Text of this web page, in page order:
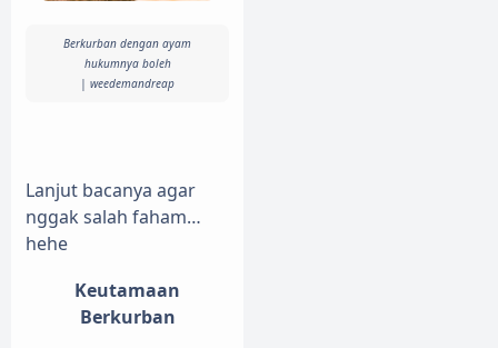
Berkurban dengan ayam
hukumnya boleh
| weedemandreap
Lanjut bacanya agar
nggak salah faham…
hehe
Keutamaan
Berkurban